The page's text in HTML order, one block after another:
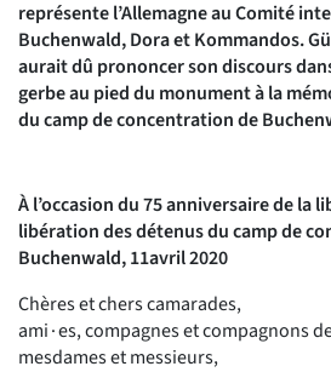
représente l’Allemagne au Comité
Buchenwald, Dora et Kommandos.
aurait dû prononcer son discours
gerbe au pied du monument à la
du camp de concentration de
À l’occasion du 75 anniversaire de la
libération des détenus du camp de
Buchenwald, 11avril 2020
Chères et chers camarades,
ami∙es, compagnes et compagnons
mesdames et messieurs,